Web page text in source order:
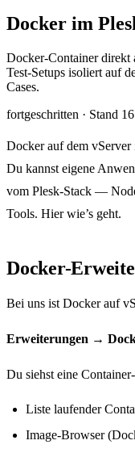
Docker im
Docker-Container direkt
Test-Setups isoliert auf
Cases.
fortgeschritten · Stand
Docker auf dem vServer
Du kannst eigene
vom Plesk-Stack —
Tools. Hier wie’s geht.
Docker-
Bei uns ist Docker auf
Erweiterungen →
Du siehst eine
Liste laufender
Image-Browser